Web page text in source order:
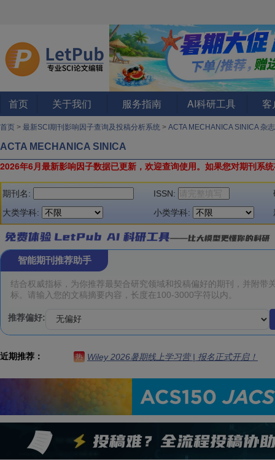
首页 关于我们 服务指南 AI科研工具 客
首页 > 最新SCI期刊影响因子查询及投稿分析系统 > ACTA MECHANICA SINICA 杂志
ACTA MECHANICA SINICA
2026年6月最新影响因子数据已更新，欢迎查询使用。 如果您对期刊系
期刊名: ISSN:
大类学科:
小类学科:
智能期刊推荐助手
推荐偏好:
近期推荐： 热 Wiley 2026暑期线上学习营 | 报名正式开启！